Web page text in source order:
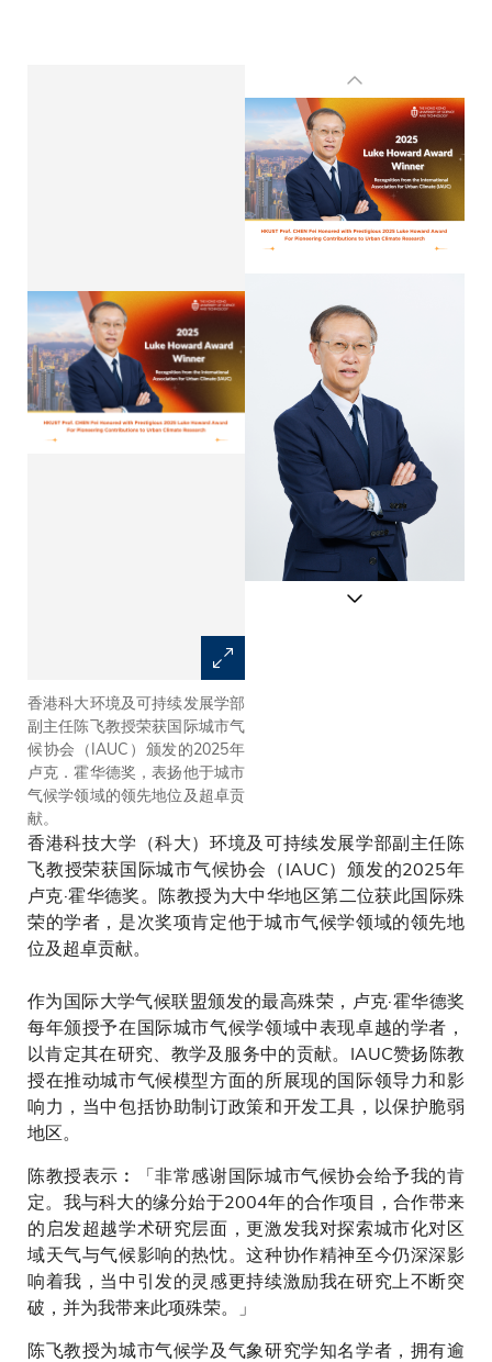
香港科大环境及可持续发展学部
副主任陈飞教授荣获国际城市气
候协会（IAUC）颁发的2025年
卢克．霍华德奖，表扬他于城市
气候学领域的领先地位及超卓贡
献。
香港科技大学（科大）环境及可持续发展学部副主任陈
飞教授荣获国际城市气候协会（IAUC）颁发的2025年
卢克·霍华德奖。陈教授为大中华地区第二位获此国际殊
荣的学者，是次奖项肯定他于城市气候学领域的领先地
位及超卓贡献。
作为国际大学气候联盟颁发的最高殊荣，卢克·霍华德奖
每年颁授予在国际城市气候学领域中表现卓越的学者，
以肯定其在研究、教学及服务中的贡献。IAUC赞扬陈教
授在推动城市气候模型方面的所展现的国际领导力和影
响力，当中包括协助制订政策和开发工具，以保护脆弱
地区。
陈教授表示︰「非常感谢国际城市气候协会给予我的肯
定。我与科大的缘分始于2004年的合作项目，合作带来
的启发超越学术研究层面，更激发我对探索城市化对区
域天气与气候影响的热忱。这种协作精神至今仍深深影
响着我，当中引发的灵感更持续激励我在研究上不断突
破，并为我带来此项殊荣。」
陈飞教授为城市气候学及气象研究学知名学者，拥有逾